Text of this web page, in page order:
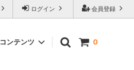
会員登録
ログイン
0
コンテンツ